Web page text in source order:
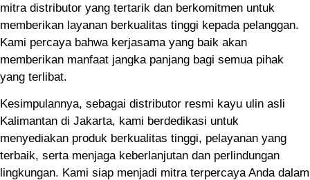
mitra distributor yang tertarik dan berkomitmen untuk
memberikan layanan berkualitas tinggi kepada pelanggan.
Kami percaya bahwa kerjasama yang baik akan
memberikan manfaat jangka panjang bagi semua pihak
yang terlibat.
Kesimpulannya, sebagai distributor resmi kayu ulin asli
Kalimantan di Jakarta, kami berdedikasi untuk
menyediakan produk berkualitas tinggi, pelayanan yang
terbaik, serta menjaga keberlanjutan dan perlindungan
lingkungan. Kami siap menjadi mitra terpercaya Anda dalam